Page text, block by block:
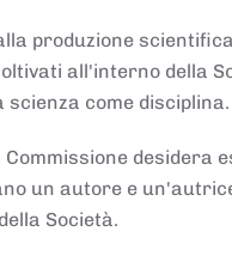
produzione
all'interno della
scienza come disciplina.
desidera
un autore e
Società.